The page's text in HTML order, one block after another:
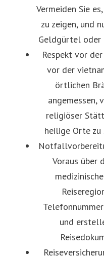
Vermeiden Sie
zu zeigen, und
Geldgürtel oder
Respekt vor
vor der
örtlichen
angemessen,
religiöser
heilige Orte zu
Voraus über
und